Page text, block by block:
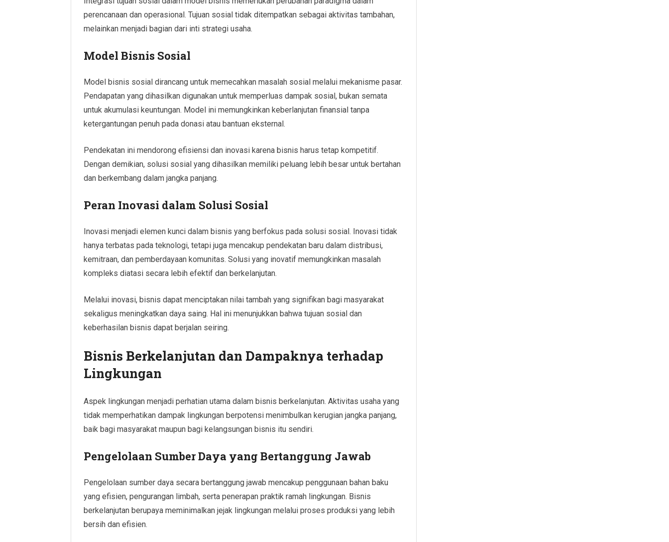
perencanaan dan operasional. Tujuan sosial tidak ditempatkan sebagai aktivitas tambahan,
melainkan menjadi bagian dari inti strategi usaha.
Model Bisnis Sosial
Model bisnis sosial dirancang untuk memecahkan masalah sosial melalui mekanisme pasar.
Pendapatan yang dihasilkan digunakan untuk memperluas dampak sosial, bukan semata
untuk akumulasi keuntungan. Model ini memungkinkan keberlanjutan finansial tanpa
ketergantungan penuh pada donasi atau bantuan eksternal.
Pendekatan ini mendorong efisiensi dan inovasi karena bisnis harus tetap kompetitif.
Dengan demikian, solusi sosial yang dihasilkan memiliki peluang lebih besar untuk bertahan
dan berkembang dalam jangka panjang.
Peran Inovasi dalam Solusi Sosial
Inovasi menjadi elemen kunci dalam bisnis yang berfokus pada solusi sosial. Inovasi tidak
hanya terbatas pada teknologi, tetapi juga mencakup pendekatan baru dalam distribusi,
kemitraan, dan pemberdayaan komunitas. Solusi yang inovatif memungkinkan masalah
kompleks diatasi secara lebih efektif dan berkelanjutan.
Melalui inovasi, bisnis dapat menciptakan nilai tambah yang signifikan bagi masyarakat
sekaligus meningkatkan daya saing. Hal ini menunjukkan bahwa tujuan sosial dan
keberhasilan bisnis dapat berjalan seiring.
Bisnis Berkelanjutan dan Dampaknya terhadap
Lingkungan
Aspek lingkungan menjadi perhatian utama dalam bisnis berkelanjutan. Aktivitas usaha yang
tidak memperhatikan dampak lingkungan berpotensi menimbulkan kerugian jangka panjang,
baik bagi masyarakat maupun bagi kelangsungan bisnis itu sendiri.
Pengelolaan Sumber Daya yang Bertanggung Jawab
Pengelolaan sumber daya secara bertanggung jawab mencakup penggunaan bahan baku
yang efisien, pengurangan limbah, serta penerapan praktik ramah lingkungan. Bisnis
berkelanjutan berupaya meminimalkan jejak lingkungan melalui proses produksi yang lebih
bersih dan efisien.